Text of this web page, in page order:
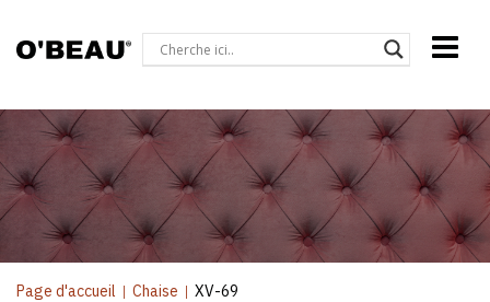
Page d'accueil | Chaise | XV-69